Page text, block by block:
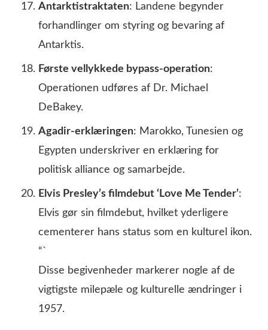
Antarktistraktaten: Landene begynder
forhandlinger om styring og bevaring af
Antarktis.
Første vellykkede bypass-operation:
Operationen udføres af Dr. Michael
DeBakey.
Agadir-erklæringen: Marokko, Tunesien og
Egypten underskriver en erklæring for
politisk alliance og samarbejde.
Elvis Presley’s filmdebut ‘Love Me Tender’:
Elvis gør sin filmdebut, hvilket yderligere
cementerer hans status som en kulturel ikon.
“`
Disse begivenheder markerer nogle af de
vigtigste milepæle og kulturelle ændringer i
1957.